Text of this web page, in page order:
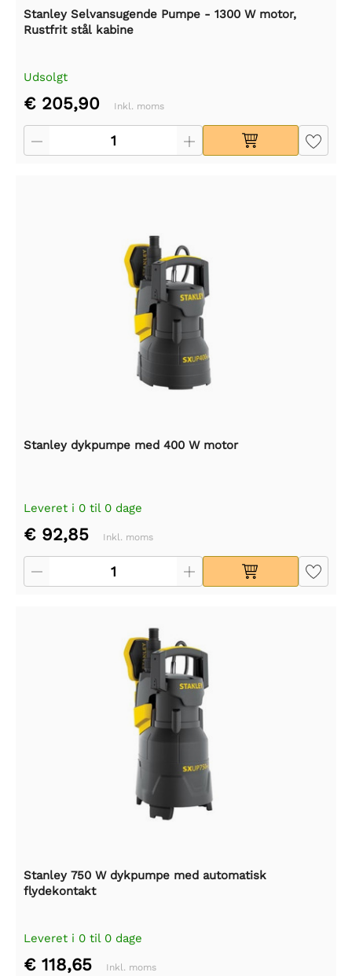
Stanley Selvansugende Pumpe - 1300 W motor,
Rustfrit stål kabine
Udsolgt
€ 205,90 Inkl. moms
Stanley dykpumpe med 400 W motor
Leveret i 0 til 0 dage
€ 92,85 Inkl. moms
Stanley 750 W dykpumpe med automatisk
flydekontakt
Leveret i 0 til 0 dage
€ 118,65 Inkl. moms